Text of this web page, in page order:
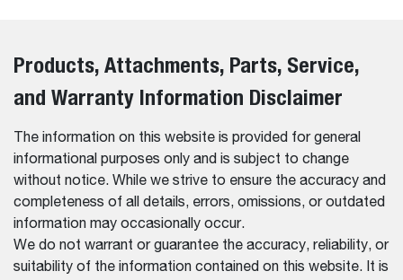
Products, Attachments, Parts, Service,
and Warranty Information Disclaimer
The information on this website is provided for general
informational purposes only and is subject to change
without notice. While we strive to ensure the accuracy and
completeness of all details, errors, omissions, or outdated
information may occasionally occur.
We do not warrant or guarantee the accuracy, reliability, or
suitability of the information contained on this website. It is